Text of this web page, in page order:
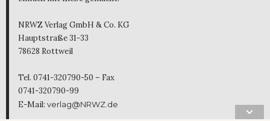
NRWZ Verlag GmbH & Co. KG
Hauptstraße 31-33
78628 Rottweil
Tel. 0741-320790-50 – Fax
0741-320790-99
E-Mail: verlag@NRWZ.de